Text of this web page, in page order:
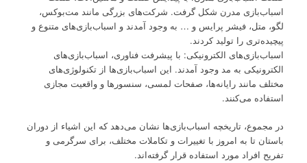
اسباب‌بازی مدرن شکل گرفت. شرکت‌های بزرگی مانند مت‌بوکس،
لگو، متل، فیشر پرایس و … به وجود آمدند و اسباب‌بازی‌های متنوع و
پیچیده‌تری را تولید کردند.
اسباب‌بازی‌های الکترونیکی: با پیشرفت فناوری، اسباب‌بازی‌های
الکترونیکی به مد وجود آمدند. این اسباب‌بازی‌ها از تکنولوژی‌های
مختلف مانند رایانه‌ها، صفحات لمسی، سنسورها و واقعیت مجازی
استفاده می‌کنند.
در مجموع، تاریخچه اسباب‌بازی‌ها نشان می‌دهد که این اشیاء از دوران
باستان تا به امروز با تغییرات و تکاملات مختلف، برای سرگرمی و
تفریح افراد مورد استفاده قرار گرفته‌اند.